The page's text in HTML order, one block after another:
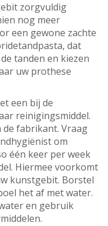
zorgvuldig
nog meer
een gewone zachte
dat
tanden en kiezen
uw prothese
een bij de
reinigingsmiddel.
fabrikant. Vraag
om
één keer per week
Hiermee voorkomt
kunstgebit. Borstel
het af met water.
en gebruik